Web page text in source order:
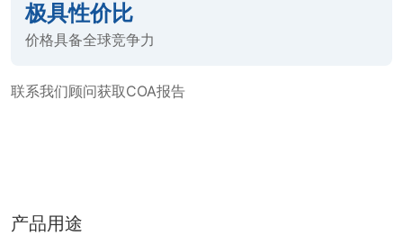
极具性价比
价格具备全球竞争力
联系我们顾问获取COA报告
产品用途